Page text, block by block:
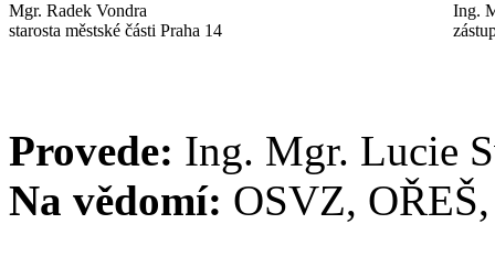
Mgr. Radek Vondra
starosta městské části Praha 14
Ing.
Provede: Ing. Mgr. Lucie
Na vědomí: OSVZ,